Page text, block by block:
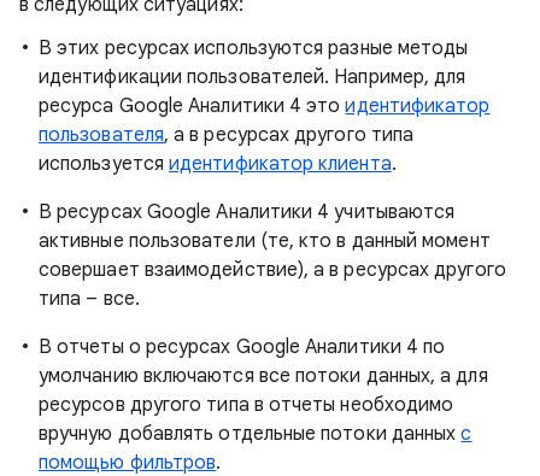
В этих ресурсах используются разные методы
идентификации пользователей. Например, для
ресурса Google Аналитики 4 этоидентификатор
пользователя, а в ресурсах другого типа
используетсяидентификатор клиента.
В ресурсах Google Аналитики 4 учитываются
активные пользователи (те, кто в данный момент
совершает взаимодействие), а в ресурсах другого
типа – все.
В отчеты о ресурсах Google Аналитики 4 по
умолчанию включаются все потоки данных, а для
ресурсов другого типа в отчеты необходимо
вручную добавлять отдельные потоки данныхс
помощью фильтров.